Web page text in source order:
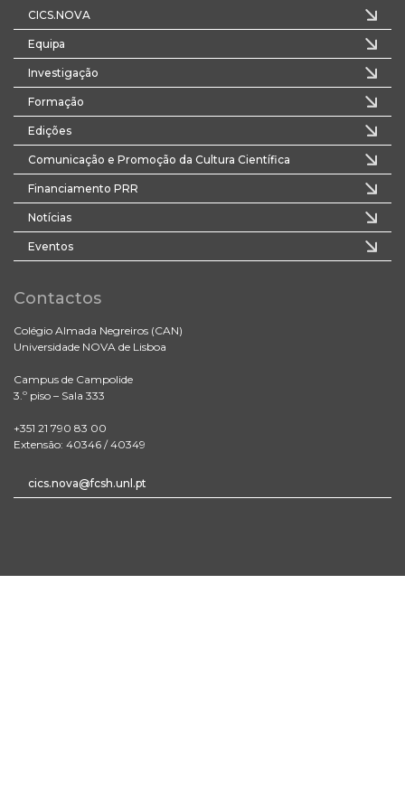
CICS.NOVA
Equipa
Investigação
Formação
Edições
Comunicação e Promoção da Cultura Científica
Financiamento PRR
Notícias
Eventos
Contactos
Colégio Almada Negreiros (CAN)
Universidade NOVA de Lisboa
Campus de Campolide
3.º piso – Sala 333
+351 21 790 83 00
Extensão: 40346 / 40349
cics.nova@fcsh.unl.pt